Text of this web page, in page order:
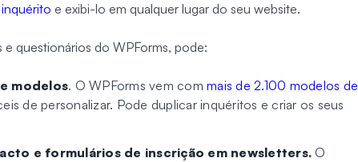
e exibi-lo em qualquer lugar do seu website.
questionários do WPForms, pode:
modelos. O WPForms vem com mais de 2.100 modelos de
de personalizar. Pode duplicar inquéritos e criar os seus
e formulários de inscrição em newsletters. O